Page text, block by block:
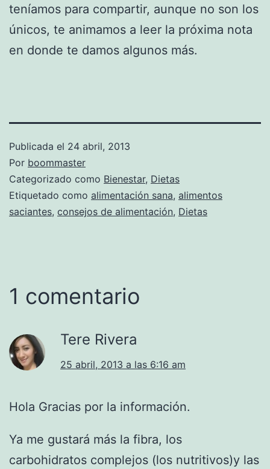
teníamos para compartir, aunque no son los
únicos, te animamos a leer la próxima nota
en donde te damos algunos más.
Publicada el 24 abril, 2013
Por boommaster
Categorizado como Bienestar, Dietas
Etiquetado como alimentación sana, alimentos
saciantes, consejos de alimentación, Dietas
1 comentario
Tere Rivera
25 abril, 2013 a las 6:16 am
Hola Gracias por la información.
Ya me gustará más la fibra, los
carbohidratos complejos (los nutritivos)y las